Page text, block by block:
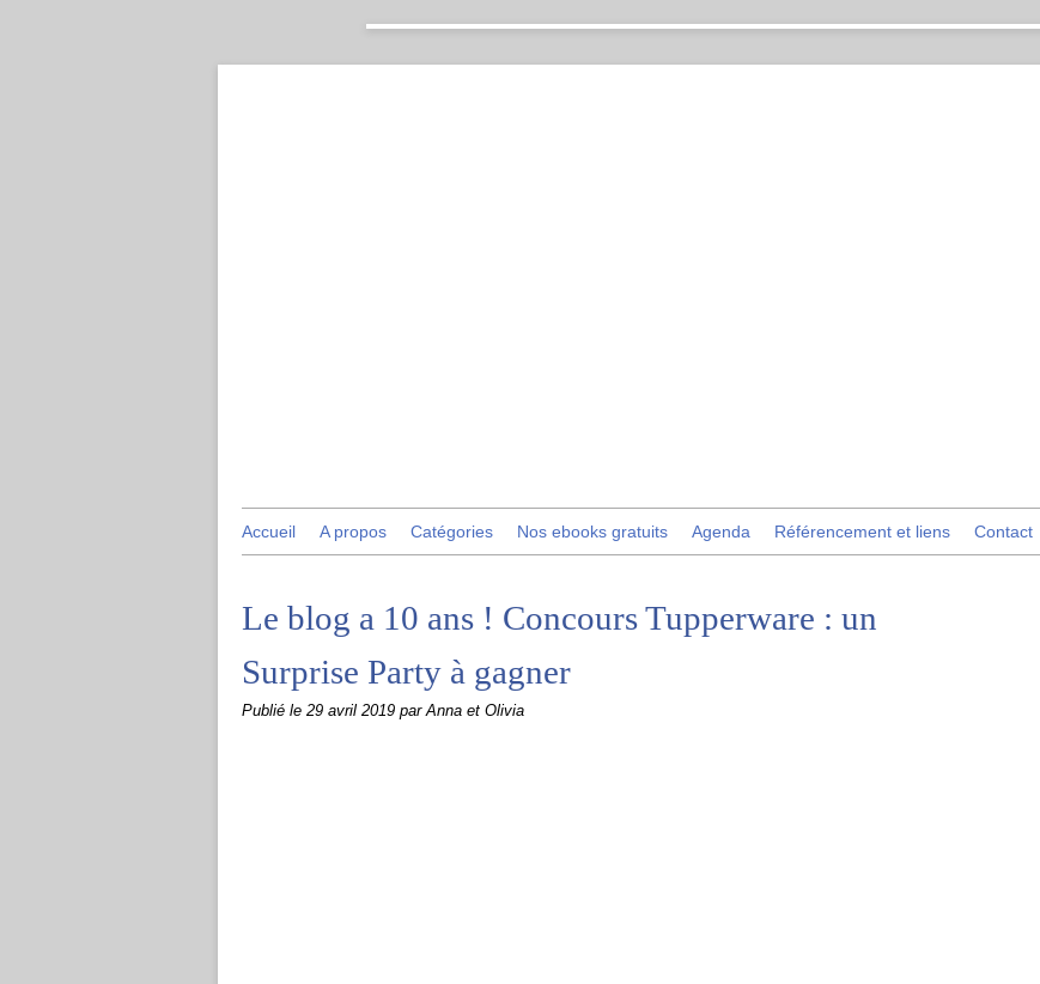
Accueil A propos Catégories Nos ebooks gratuits Agenda Référencement et liens Contact
Le blog a 10 ans ! Concours Tupperware : un
Surprise Party à gagner
Publié le 29 avril 2019 par Anna et Olivia